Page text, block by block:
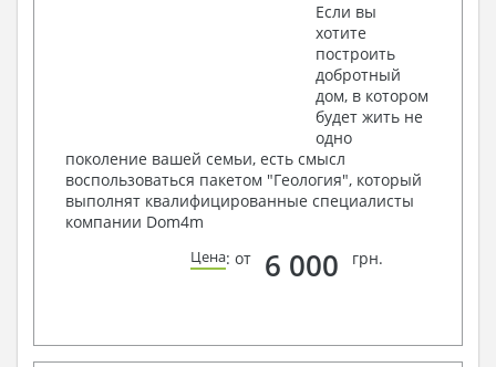
Если вы
хотите
построить
добротный
дом, в котором
будет жить не
одно
поколение вашей семьи, есть смысл
воспользоваться пакетом "Геология", который
выполнят квалифицированные специалисты
компании Dom4m
Цена: от 6 000 грн.